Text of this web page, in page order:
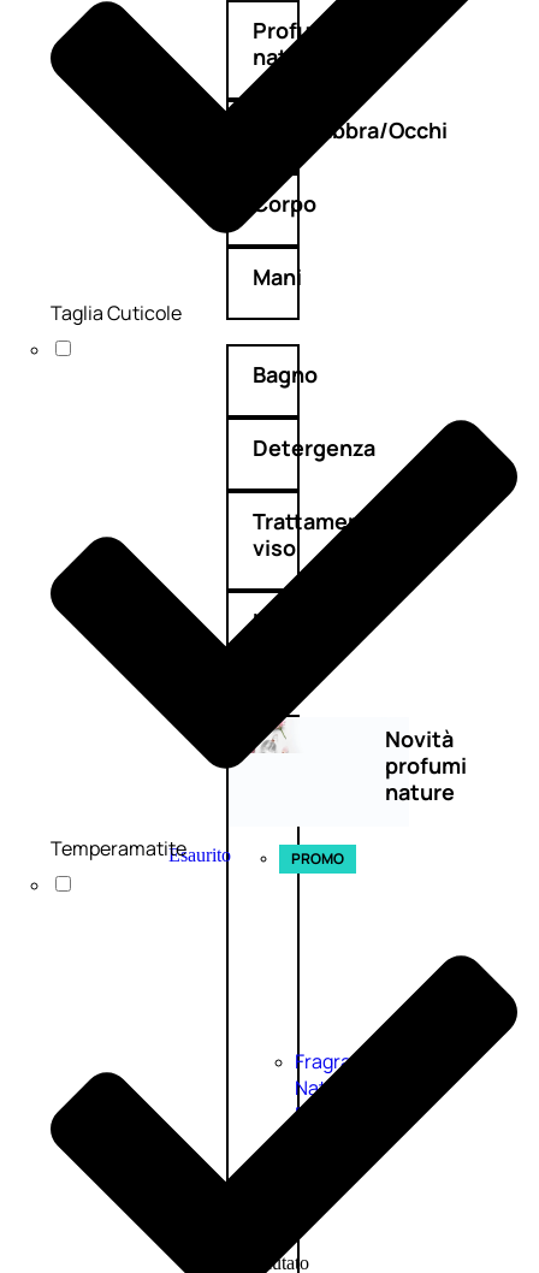
Profumi
nature
Viso/Labbra/Occhi
Corpo
Mani
Bagno
Detergenza
Trattamenti
viso
Maschere
Novità
profumi
nature
Esaurito PROMO
Fragranze
Nature
Donna
L’OCCITANE
Valutato
Taglia Cuticole
Temperamatite